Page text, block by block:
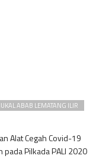
ABAB LEMATANG ILIR
Alat Cegah Covid-19
Pilkada PALI 2020